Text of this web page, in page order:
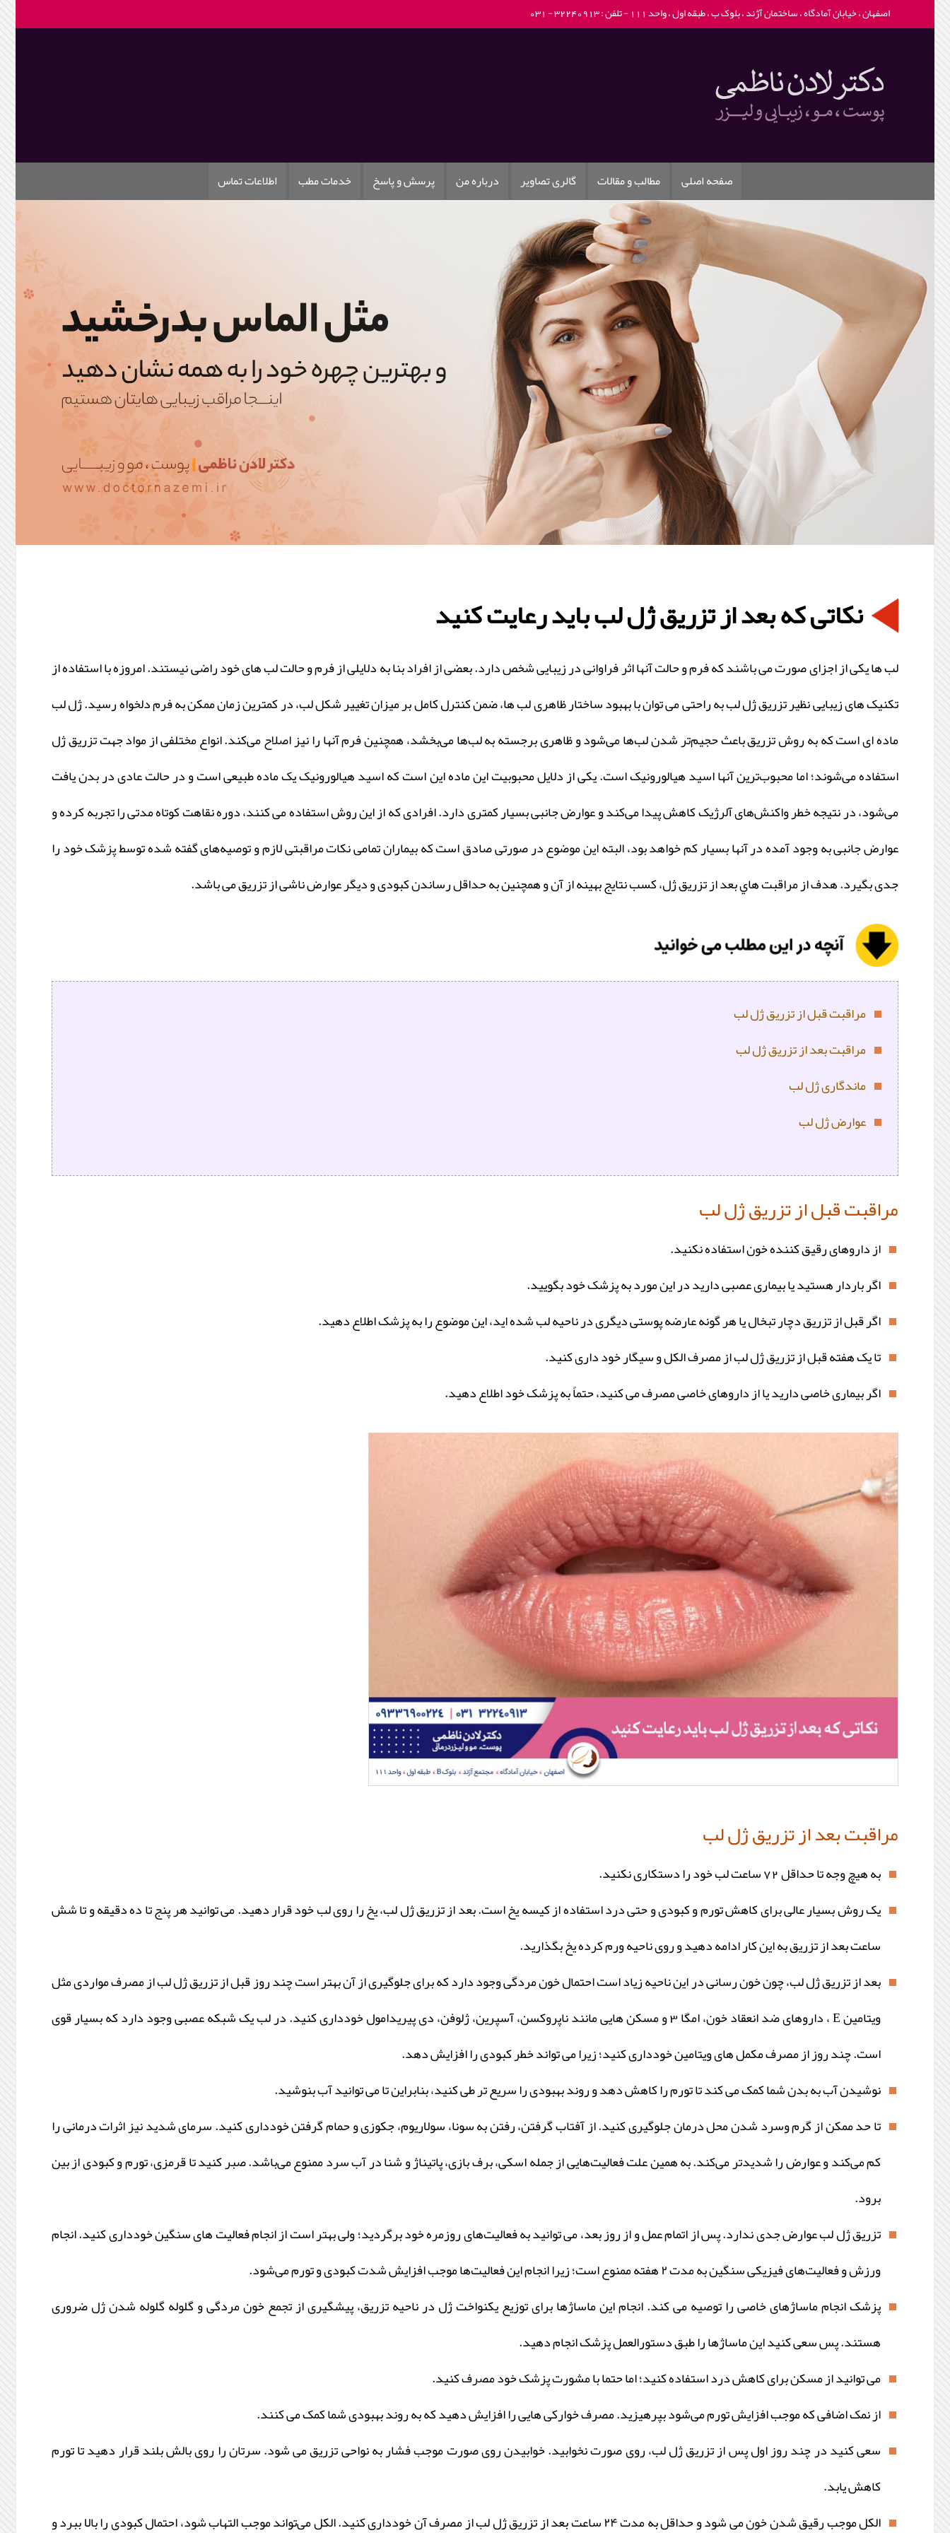
اصفهان ، خیابان آمادگاه ، ساختمان آژند ، بلوک ب ، طبقه اول ، واحد 111 - تلفن : 32240913 - 031
صفحه اصلی مطالب و مقالات گالری تصاویر درباره من پرسش و پاسخ خدمات مطب اطلاعات تماس
نکاتی که بعد از تزریق ژل لب باید رعایت کنید
لب‌ ها یکی از اجزای صورت می باشند که فرم و حالت آنها اثر فراوانی در زیبایی شخص دارد. بعضی از افراد بنا به دلایلی از فرم و حالت لب ‌های خود راضی نیستند. امروزه با استفاده از
تکنیک های زیبایی نظیر تزریق ژل لب به راحتی می توان با بهبود ساختار ظاهری لب ها، ضمن کنترل کامل بر میزان تغییر شکل لب، در کمترین زمان ممکن به فرم دلخواه رسید. ژل لب
ماده ای است که به روش تزریق باعث حجیم‌تر شدن لب‌ها می‌شود و ظاهری برجسته به لب‌ها می‌بخشد، همچنین فرم آنها را نیز اصلاح می‌کند. انواع مختلفی از مواد جهت تزریق ژل
استفاده می‌شوند؛ اما محبوب‌ترین آنها اسید هیالورونیک است. یکی از دلایل محبوبیت این ماده این است که اسید هیالورونیک یک ماده طبیعی است و در حالت عادی در بدن یافت
می‌شود، در نتیجه خطر واکنش‌های آلرژیک کاهش پیدا می‌کند و عوارض جانبی بسیار کمتری دارد. افرادی که از این روش استفاده می کنند، دوره نقاهت کوتاه مدتی را تجربه کرده و
عوارض جانبی به وجود آمده در آنها بسیار کم خواهد بود، البته این موضوع در صورتی صادق است که بیماران تمامی نکات مراقبتی لازم و توصیه‌های گفته شده توسط پزشک خود را
جدی بگیرد. هدف از مراقبت هاي بعد از تزريق ژل، کسب نتایج بهینه از آن و همچنین به حداقل رساندن کبودی و دیگر عوارض ناشی از تزریق می باشد.
مراقبت قبل از تزریق ژل لب
مراقبت بعد از تزریق ژل لب
ماندگاری ژل لب
عوارض ژل لب
مراقبت قبل از تزریق ژل لب
از داروهای رقیق کننده خون استفاده نکنید.
اگر باردار هستید یا بیماری عصبی دارید در این مورد به پزشک خود بگویید.
اگر قبل از تزریق دچار تبخال یا هر گونه عارضه پوستی دیگری در ناحیه لب شده اید، این موضوع را به پزشک اطلاع دهید.
تا یک هفته قبل از تزریق ژل لب از مصرف الکل و سیگار خود داری کنید.
اگر بیماری خاصی دارید یا از داروهای خاصی مصرف می کنید، حتماً به پزشک خود اطلاع دهید.
مراقبت بعد از تزریق ژل لب
به هیچ وجه تا حداقل 72 ساعت لب خود را دستکاری نکنید.
یک روش بسیار عالی برای کاهش تورم و کبودی و حتی درد استفاده از کیسه یخ است. بعد از تزریق ژل لب، یخ را روی لب خود قرار دهید. می توانید هر پنج تا ده دقیقه و تا شش
ساعت بعد از تزریق به این کار ادامه دهید و روی ناحیه ورم کرده یخ بگذارید.
بعد از تزریق ژل لب، چون خون رسانی در این ناحیه زیاد است احتمال خون مردگی وجود دارد که برای جلوگیری از آن بهتر است چند روز قبل از تزریق ژل لب از مصرف مواردی مثل
ویتامین E ، داروهای ضد انعقاد خون، امگا 3 و مسکن هایی مانند ناپروکسن، آسپرین، ژلوفن، دی پیریدامول خودداری کنید. در لب یک شبکه عصبی وجود دارد که بسیار قوی
است. چند روز از مصرف مکمل های ویتامین خودداری کنید؛ زیرا می تواند خطر کبودی را افزایش دهد.
نوشیدن آب به بدن شما کمک می کند تا تورم را کاهش دهد و روند بهبودی را سریع تر طی کنید، بنابراین تا می توانید آب بنوشید.
تا حد ممکن از گرم وسرد شدن محل درمان جلوگیری کنید. از آفتاب گرفتن، رفتن به سونا، سولاریوم، جکوزی و حمام گرفتن خودداری کنید. سرمای شدید نیز اثرات درمانی را
کم می‌کند و عوارض را شدیدتر می‌کند. به همین علت فعالیت‌هایی از جمله اسکی، برف بازی، پاتیناژ و شنا در آب سرد ممنوع می‌باشد. صبر کنید تا قرمزی، تورم و کبودی از بین
برود.
تزریق ژل لب عوارض جدی ندارد. پس از اتمام عمل و از روز بعد، می توانید به فعالیت‌های روزمره خود برگردید؛ ولی بهتر است از انجام فعالیت های سنگین خودداری کنید. انجام
ورزش و فعالیت‌های فیزیکی سنگین به مدت ۲ هفته ممنوع است؛ زیرا انجام این فعالیت‌ها موجب افزایش شدت کبودی و تورم می‌‌شود.
پزشک انجام ماساژهای خاصی را توصیه می کند. انجام این ماساژها برای توزیع یکنواخت ژل در ناحیه تزریق، پیشگیری از تجمع خون مردگی و گلوله گلوله شدن ژل ضروری
هستند. پس سعی کنید این ماساژها را طبق دستورالعمل پزشک انجام دهید.
می توانید از مسکن برای کاهش درد استفاده کنید؛ اما حتما با مشورت پزشک خود مصرف کنید.
از نمک اضافی که موجب افزایش تورم می‌شود بپرهیزید. مصرف خوارکی هایی را افزایش دهید که به روند بهبودی شما کمک می کنند.
سعی کنید در چند روز اول پس از تزریق ژل لب، روی صورت نخوابید. خوابیدن روی صورت موجب فشار به نواحی تزریق می شود. سرتان را روی بالش بلند قرار دهید تا تورم
کاهش یابد.
الکل موجب رقیق شدن خون می شود و حداقل به مدت ۲۴ ساعت بعد از تزریق ژل لب از مصرف آن خودداری کنید. الکل می‌تواند موجب التهاب شود، احتمال کبودی را بالا ببرد و